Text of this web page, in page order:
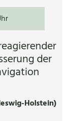
der
Holstein)